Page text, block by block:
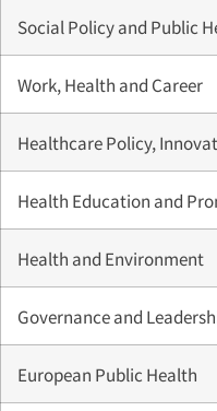
Social Policy and Public
Work, Health and Career
Healthcare Policy,
Health Education and
Health and Environment
Governance and
European Public Health